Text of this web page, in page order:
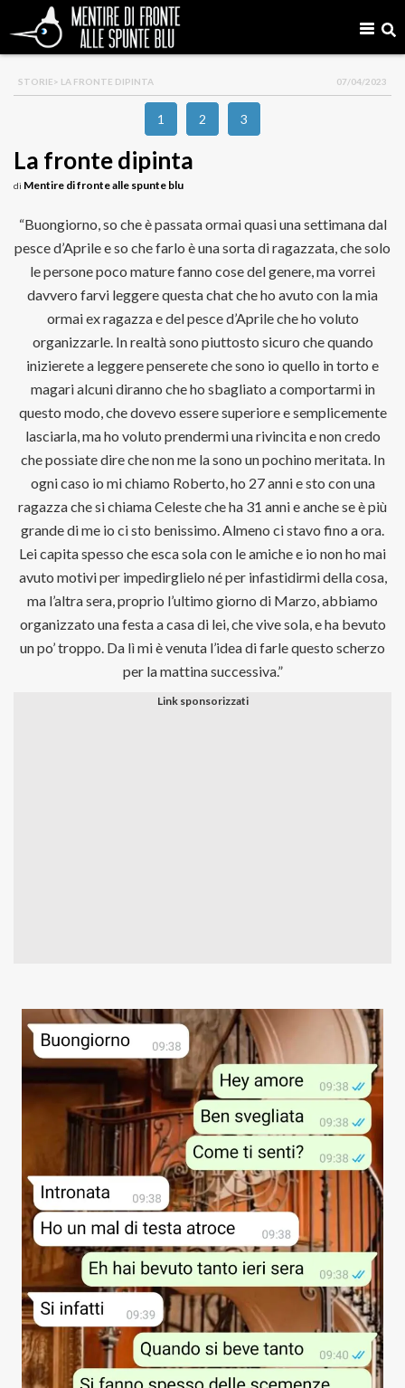
STORIE> LA FRONTE DIPINTA 07/04/2023
1 2 3
La fronte dipinta
di Mentire di fronte alle spunte blu
“Buongiorno, so che è passata ormai quasi una settimana dal
pesce d’Aprile e so che farlo è una sorta di ragazzata, che solo
le persone poco mature fanno cose del genere, ma vorrei
davvero farvi leggere questa chat che ho avuto con la mia
ormai ex ragazza e del pesce d’Aprile che ho voluto
organizzarle. In realtà sono piuttosto sicuro che quando
inizierete a leggere penserete che sono io quello in torto e
magari alcuni diranno che ho sbagliato a comportarmi in
questo modo, che dovevo essere superiore e semplicemente
lasciarla, ma ho voluto prendermi una rivincita e non credo
che possiate dire che non me la sono un pochino meritata. In
ogni caso io mi chiamo Roberto, ho 27 anni e sto con una
ragazza che si chiama Celeste che ha 31 anni e anche se è più
grande di me io ci sto benissimo. Almeno ci stavo fino a ora.
Lei capita spesso che esca sola con le amiche e io non ho mai
avuto motivi per impedirglielo né per infastidirmi della cosa,
ma l’altra sera, proprio l’ultimo giorno di Marzo, abbiamo
organizzato una festa a casa di lei, che vive sola, e ha bevuto
un po’ troppo. Da lì mi è venuta l’idea di farle questo scherzo
per la mattina successiva.”